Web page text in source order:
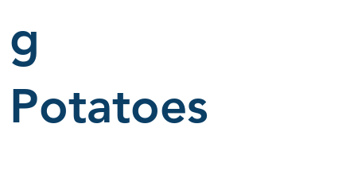
g
Potatoes